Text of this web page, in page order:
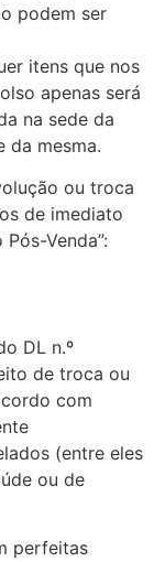
podem ser
itens que nos
apenas será
na sede da
da mesma.
ou troca
de imediato
Venda”:
DL n.º
de troca ou
com
(entre eles
ou de
perfeitas